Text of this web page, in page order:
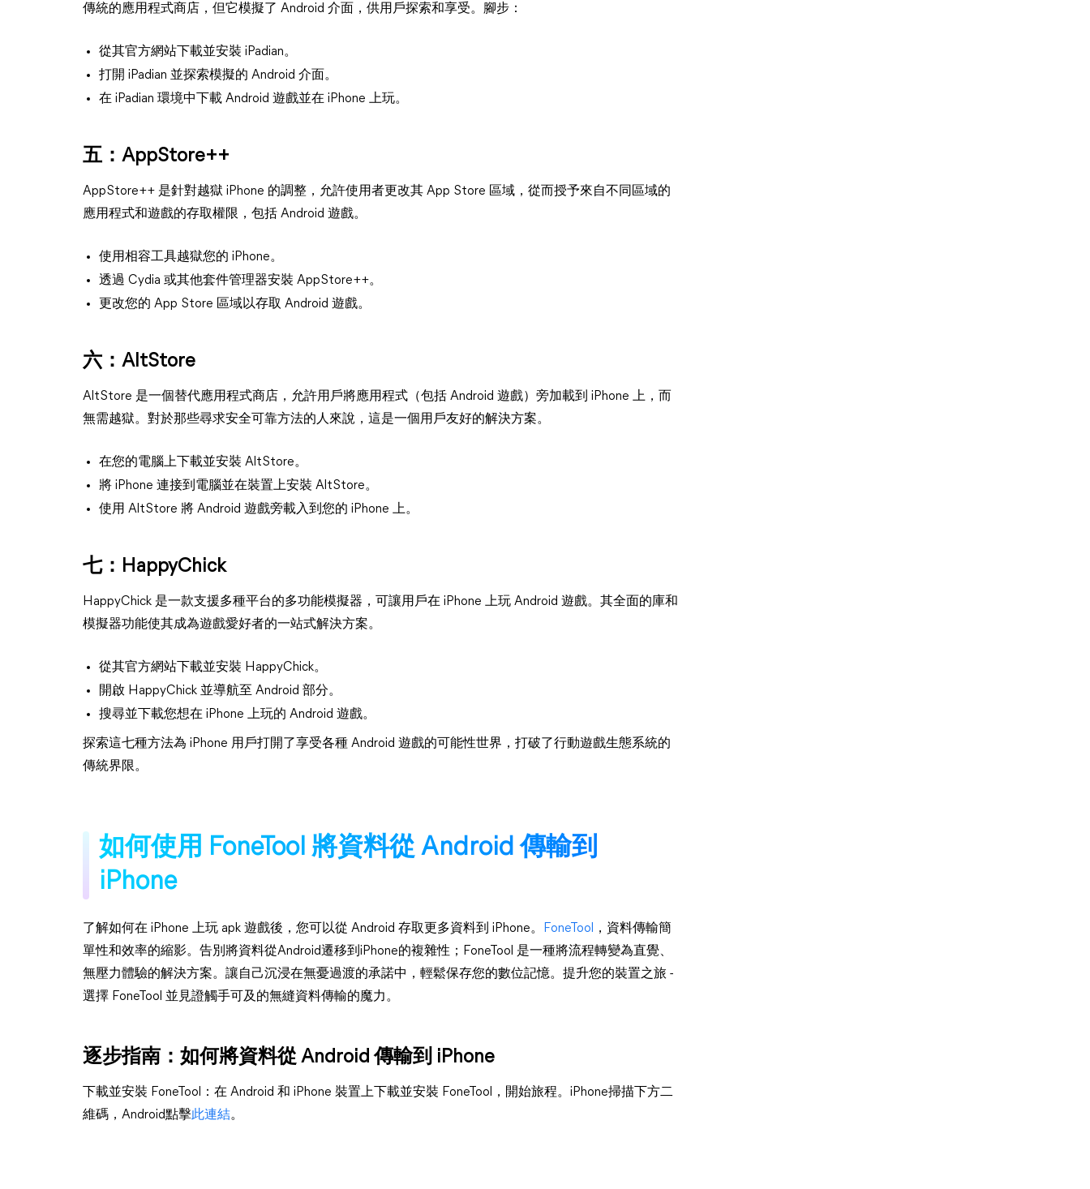
傳統的應用程式商店，但它模擬了 Android 介面，供用戶探索和享受。腳步：
從其官方網站下載並安裝 iPadian。
打開 iPadian 並探索模擬的 Android 介面。
在 iPadian 環境中下載 Android 遊戲並在 iPhone 上玩。
五：AppStore++
AppStore++ 是針對越獄 iPhone 的調整，允許使用者更改其 App Store 區域，從而授予來自不同區域的
應用程式和遊戲的存取權限，包括 Android 遊戲。
使用相容工具越獄您的 iPhone。
透過 Cydia 或其他套件管理器安裝 AppStore++。
更改您的 App Store 區域以存取 Android 遊戲。
六：AltStore
AltStore 是一個替代應用程式商店，允許用戶將應用程式（包括 Android 遊戲）旁加載到 iPhone 上，而
無需越獄。對於那些尋求安全可靠方法的人來說，這是一個用戶友好的解決方案。
在您的電腦上下載並安裝 AltStore。
將 iPhone 連接到電腦並在裝置上安裝 AltStore。
使用 AltStore 將 Android 遊戲旁載入到您的 iPhone 上。
七：HappyChick
HappyChick 是一款支援多種平台的多功能模擬器，可讓用戶在 iPhone 上玩 Android 遊戲。其全面的庫和
模擬器功能使其成為遊戲愛好者的一站式解決方案。
從其官方網站下載並安裝 HappyChick。
開啟 HappyChick 並導航至 Android 部分。
搜尋並下載您想在 iPhone 上玩的 Android 遊戲。
探索這七種方法為 iPhone 用戶打開了享受各種 Android 遊戲的可能性世界，打破了行動遊戲生態系統的
傳統界限。
如何使用 FoneTool 將資料從 Android 傳輸到
iPhone
了解如何在 iPhone 上玩 apk 遊戲後，您可以從 Android 存取更多資料到 iPhone。 FoneTool
，資料傳輸簡
單性和效率的縮影。告別將資料從Android遷移到iPhone的複雜性；FoneTool 是一種將流程轉變為直覺、
無壓力體驗的解決方案。讓自己沉浸在無憂過渡的承諾中，輕鬆保存您的數位記憶。提升您的裝置之旅 -
選擇 FoneTool 並見證觸手可及的無縫資料傳輸的魔力。
逐步指南：如何將資料從 Android 傳輸到 iPhone
下載並安裝 FoneTool：在 Android 和 iPhone 裝置上下載並安裝 FoneTool，開始旅程。iPhone掃描下方二
維碼，Android點擊此連結。